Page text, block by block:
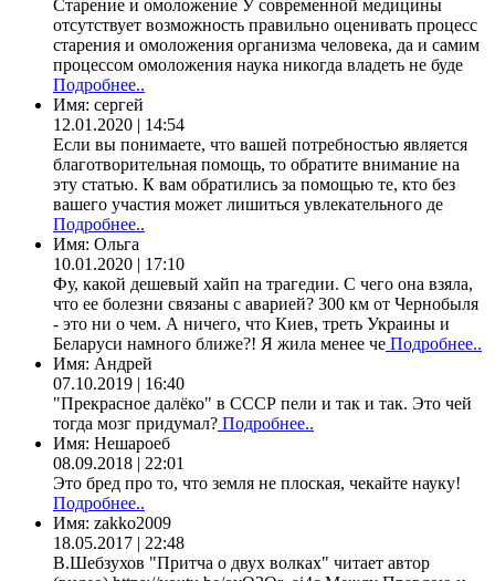
Старение и омоложение У современной медицины
отсутствует возможность правильно оценивать процесс
старения и омоложения организма человека, да и самим
процессом омоложения наука никогда владеть не буде
Подробнее..
Имя: сергей
12.01.2020 | 14:54
Если вы понимаете, что вашей потребностью является
благотворительная помощь, то обратите внимание на
эту статью. К вам обратились за помощью те, кто без
вашего участия может лишиться увлекательного де
Подробнее..
Имя: Ольга
10.01.2020 | 17:10
Фу, какой дешевый хайп на трагедии. С чего она взяла,
что ее болезни связаны с аварией? 300 км от Чернобыля
- это ни о чем. А ничего, что Киев, треть Украины и
Беларуси намного ближе?! Я жила менее че Подробнее..
Имя: Андрей
07.10.2019 | 16:40
"Прекрасное далёко" в СССР пели и так и так. Это чей
тогда мозг придумал? Подробнее..
Имя: Нешароеб
08.09.2018 | 22:01
Это бред про то, что земля не плоская, чекайте науку!
Подробнее..
Имя: zakko2009
18.05.2017 | 22:48
В.Шебзухов "Притча о двух волках" читает автор